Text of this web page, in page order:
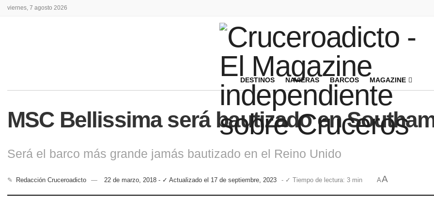
viernes, 7 agosto 2026
DESTINOS NAVIERAS BARCOS MAGAZINE
MSC Bellissima será bautizado en
Será el barco más grande jamás bautizado en el Reino Unido
✎ Redacción Cruceroadicto 22 de marzo, 2018 - ✓ Actualizado el 17 de septiembre, 2023 - ✓ Tiempo de lectura: 3 min AA